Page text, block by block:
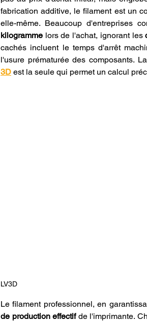
fabrication additive, le filament est un
elle-même. Beaucoup d'entreprises
kilogramme lors de l'achat, ignorant les
cachés incluent le temps d'arrêt
l'usure prématurée des composants.
3D est la seule qui permet un calcul
LV3D
Le filament professionnel, en
de production effectif de l'imprimante.